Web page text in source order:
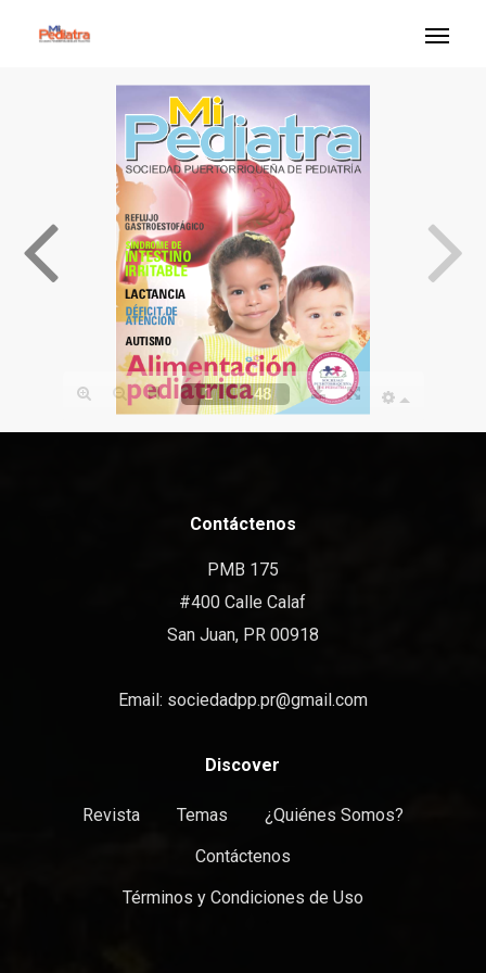
Contáctenos
PMB 175
#400 Calle Calaf
San Juan, PR 00918
Email: sociedadpp.pr@gmail.com
Discover
Revista Temas
¿Quiénes Somos?
Contáctenos
Términos y Condiciones de Uso